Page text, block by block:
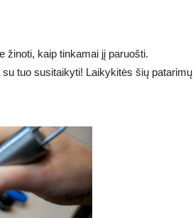
žinoti, kaip tinkamai jį paruošti.
tuo susitaikyti! Laikykitės šių patarimų